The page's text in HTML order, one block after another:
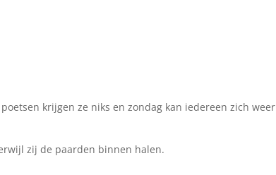
krijgen ze niks en zondag kan iedereen zich weer
zij de paarden binnen halen.